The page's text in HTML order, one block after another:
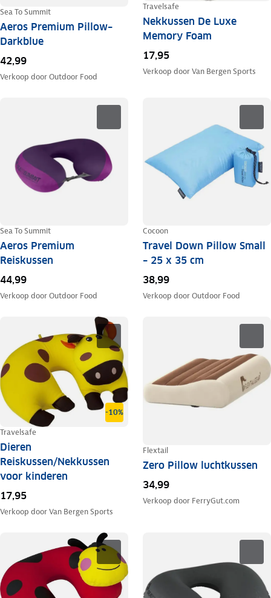
Sea To Summit
Aeros Premium Pillow–
Darkblue
42,99
Verkoop doorOutdoor Food
Travelsafe
Nekkussen De Luxe
Memory Foam
17,95
Verkoop doorVan Bergen Sports
Sea To Summit
Aeros Premium
Reiskussen
44,99
Verkoop doorOutdoor Food
Cocoon
Travel Down Pillow Small
– 25 x 35 cm
38,99
Verkoop doorOutdoor Food
-10%
Travelsafe
Dieren
Reiskussen/Nekkussen
voor kinderen
17,95
Verkoop doorVan Bergen Sports
Flextail
Zero Pillow luchtkussen
34,99
Verkoop door FerryGut.com